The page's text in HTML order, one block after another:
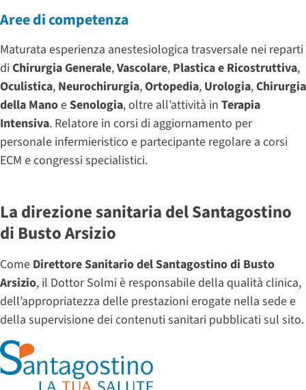
Aree di competenza
Maturata esperienza anestesiologica trasversale nei reparti
diChirurgia Generale,Vascolare, Plastica e Ricostruttiva,
Oculistica, Neurochirurgia,Ortopedia, Urologia,Chirurgia
della ManoeSenologia, oltre all’attività in Terapia
Intensiva. Relatore in corsi di aggiornamento per
personale infermieristico e partecipante regolare a corsi
ECM e congressi specialistici.
La direzione sanitaria del Santagostino
di Busto Arsizio
Come Direttore Sanitario del Santagostino di Busto
Arsizio, il Dottor Solmi è responsabile della qualità clinica,
dell’appropriatezza delle prestazioni erogate nella sede e
della supervisione dei contenuti sanitari pubblicati sul sito.